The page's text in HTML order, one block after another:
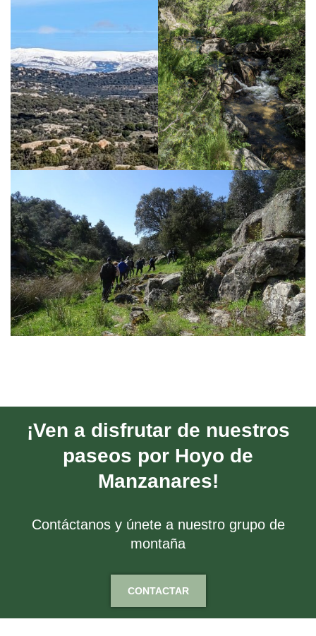
¡Ven a disfrutar de nuestros
paseos por Hoyo de
Manzanares!
Contáctanos y únete a nuestro grupo de
montaña
CONTACTAR